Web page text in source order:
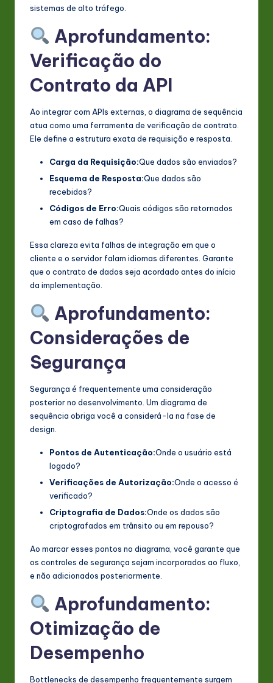
sistemas de alto tráfego.
Aprofundamento:
Verificação do
Contrato da API
Ao integrar com APIs externas, o diagrama de sequência
atua como uma ferramenta de verificação de contrato.
Ele define a estrutura exata de requisição e resposta.
Carga da Requisição:Que dados são enviados?
Esquema de Resposta:Que dados são
recebidos?
Códigos de Erro:Quais códigos são retornados
em caso de falhas?
Essa clareza evita falhas de integração em que o
cliente e o servidor falam idiomas diferentes. Garante
que o contrato de dados seja acordado antes do início
da implementação.
Aprofundamento:
Considerações de
Segurança
Segurança é frequentemente uma consideração
posterior no desenvolvimento. Um diagrama de
sequência obriga você a considerá-la na fase de
design.
Pontos de Autenticação:Onde o usuário está
logado?
Verificações de Autorização:Onde o acesso é
verificado?
Criptografia de Dados:Onde os dados são
criptografados em trânsito ou em repouso?
Ao marcar esses pontos no diagrama, você garante que
os controles de segurança sejam incorporados ao fluxo,
e não adicionados posteriormente.
Aprofundamento:
Otimização de
Desempenho
Bottlenecks de desempenho frequentemente surgem